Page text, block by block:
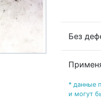
Без
* данные
и могут